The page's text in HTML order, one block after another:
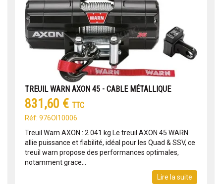
TREUIL WARN AXON 45 - CABLE MÉTALLIQUE
831,60 € TTC
Réf: 976OI10006
Treuil Warn AXON : 2 041 kg Le treuil AXON 45 WARN
allie puissance et fiabilité, idéal pour les Quad & SSV, ce
treuil warn propose des performances optimales,
notamment grace...
Lire la suite